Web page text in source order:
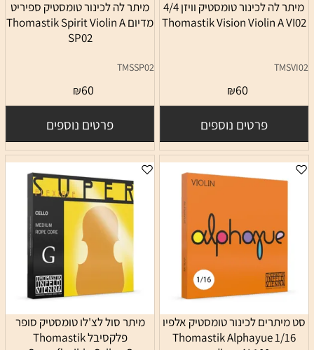
מיתר לה לכינור טומסטיק וויזן 4/4
Thomastik Vision Violin A VI02
TMSVI02
₪60
פרטים נוספים
מיתר לה לכינור טומסטיק ספיריט
מדיום Thomastik Spirit Violin A
SP02
TMSSP02
₪60
פרטים נוספים
סט מיתרים לכינור טומסטיק אלפיו
1/16 Thomastik Alphayue
מיתר סול לצ'לו טומסטיק סופר
פלקסיבל Thomastik